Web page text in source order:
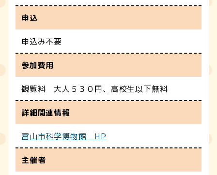
申込
申込み不要
参加費用
観覧料 大人５３０円、高校生以下無料
詳細関連情報
富山市科学博物館 HP
主催者